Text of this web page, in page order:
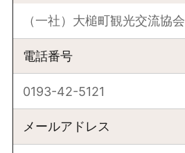
（一社）大槌町観光交流協会
電話番号
0193-42-5121
メールアドレス